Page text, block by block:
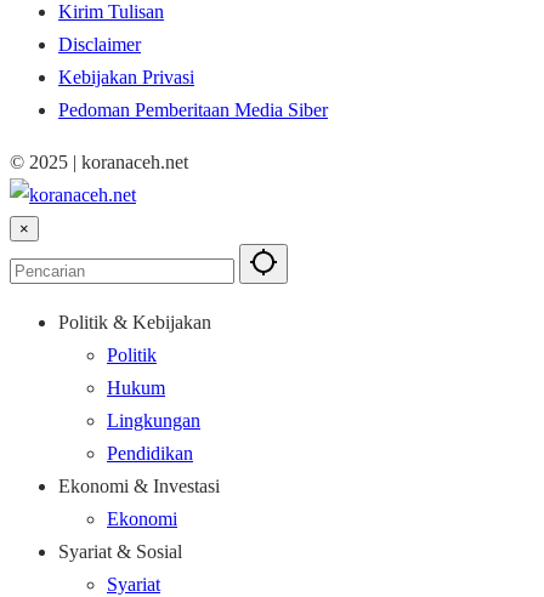
Kirim Tulisan
Disclaimer
Kebijakan Privasi
Pedoman Pemberitaan Media Siber
© 2025 | koranaceh.net
×
Politik & Kebijakan
Politik
Hukum
Lingkungan
Pendidikan
Ekonomi & Investasi
Ekonomi
Syariat & Sosial
Syariat